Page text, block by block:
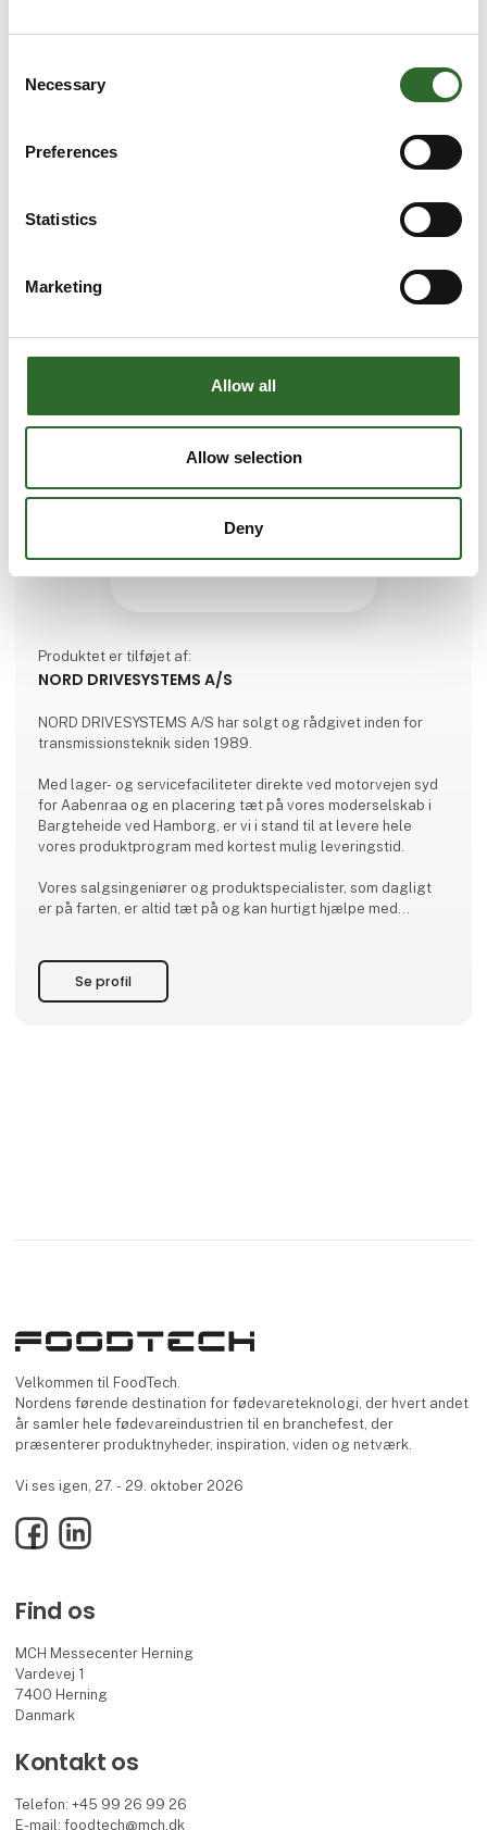
Selection
Necessary
Preferences
Statistics
Marketing
Allow all
Allow selection
Deny
UNIVERSAL motorer
NXD overfladebeskyttelse
Produktet er tilføjet af:
NORD DRIVESYSTEMS A/S
NORD DRIVESYSTEMS A/S har solgt og rådgivet inden for
transmissionsteknik siden 1989.
Med lager- og servicefaciliteter direkte ved motorvejen syd
for Aabenraa og en placering tæt på vores moderselskab i
Bargteheide ved Hamborg, er vi i stand til at levere hele
vores produktprogram med kortest mulig leveringstid.
Vores salgsingeniører og produktspecialister, som dagligt
er på farten, er altid tæt på og kan hurtigt hjælpe med
Vi satser målrettet på at være en kompetent
samarbejdspartner med et højt fagligt niveau.
Se profil
Velkommen til FoodTech.
Nordens førende destination for fødevareteknologi, der hvert andet
år samler hele fødevareindustrien til en branchefest, der
præsenterer produktnyheder, inspiration, viden og netværk.
Vi ses igen, 27. - 29. oktober 2026
FacebookLinkedIn
Find os
MCH Messecenter Herning
Vardevej 1
7400 Herning
Danmark
Kontakt os
Telefon: +45 99 26 99 26
E-mail:foodtech@mch.dk